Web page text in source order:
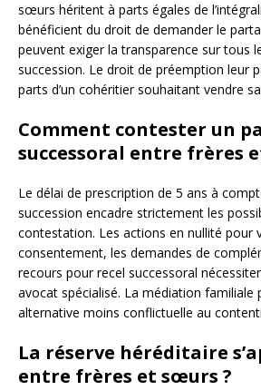
sœurs héritent à parts égales de
bénéficient du droit de demander le
peuvent exiger la transparence sur tous
succession. Le droit de préemption leur
parts d’un cohéritier souhaitant vendre
Comment contester un
successoral entre frères
Le délai de prescription de 5 ans à
succession encadre strictement les
contestation. Les actions en nullité pour
consentement, les demandes de
recours pour recel successoral
avocat spécialisé. La médiation familiale
alternative moins conflictuelle au
La réserve héréditaire
entre frères et sœurs ?